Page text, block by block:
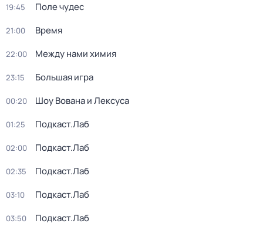
19:45 Поле чудес
21:00 Время
22:00 Между нами химия
23:15 Большая игра
00:20 Шоу Вована и Лексуса
01:25 Подкаст.Лаб
02:00 Подкаст.Лаб
02:35 Подкаст.Лаб
03:10 Подкаст.Лаб
03:50 Подкаст.Лаб